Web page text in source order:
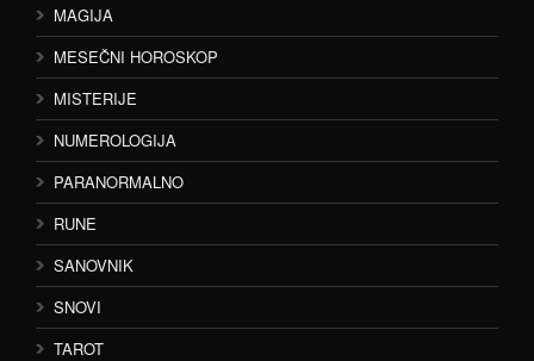
MAGIJA
MESEČNI HOROSKOP
MISTERIJE
NUMEROLOGIJA
PARANORMALNO
RUNE
SANOVNIK
SNOVI
TAROT